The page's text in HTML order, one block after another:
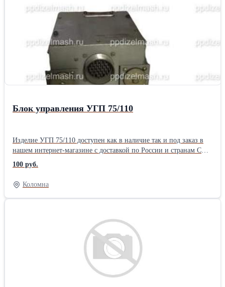
позвонив по телефонам, которые указанные в верхней и нижней
части сайта и в разделе 'Контакты'.</p> ООО «ПП Дизельмаш»
работает на рынке железнодорожной продукции. Основное
направление фирмы – комплексная поставка железнодорожного
оборудования, а также капитальный ремонт маневровых
тепловозов серии ТГМ, ТЭМ. ООО «ПП Дизельмаш» имеет
возможность проводить ремонт тепловозов и дизелей в
заводских условиях, а также силами выездной бригады по месту
приписки тепловоза.
Блок управления УГП 75/110
Изделие УГП 75/110 доступен как в наличие так и под заказ в
нашем интернет-магазине с доставкой по России и странам СНГ.
</p>,<p>Наша компания, помимо реализации запчастей и
инструментов, готова предложить сервисные услуги по
установке приобретенного продукта под ключ. Установка
возможна, как на территории заказчика, так и в нашем
сервисном цехе.</p>,<p>Подробную информацию Вы можете
позвонив по телефонам, которые указанные в верхней и нижней
части сайта и в разделе 'Контакты'. ООО «ПП Дизельмаш»
работает на рынке железнодорожной продукции. Основное
направление фирмы – комплексная поставка железнодорожного
оборудования, а также капитальный ремонт маневровых
тепловозов серии ТГМ, ТЭМ. ООО «ПП Дизельмаш» имеет
100 руб.
Коломна